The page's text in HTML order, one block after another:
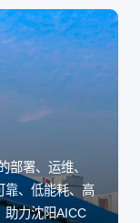
部署、运维、
靠、低能耗、高
助力沈阳AICC